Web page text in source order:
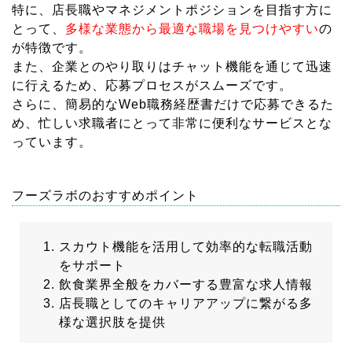
特に、店長職やマネジメントポジションを目指す方に
とって、 多様な業態から最適な職場を見つけやすいの
が特徴です。
また、企業とのやり取りはチャット機能を通じて迅速
に行えるため、応募プロセスがスムーズです。
さらに、簡易的なWeb職務経歴書だけで応募できるた
め、忙しい求職者にとって非常に便利なサービスとな
っています。
フーズラボのおすすめポイント
スカウト機能を活用して効率的な転職活動
をサポート
飲食業界全般をカバーする豊富な求人情報
店長職としてのキャリアアップに繋がる多
様な選択肢を提供